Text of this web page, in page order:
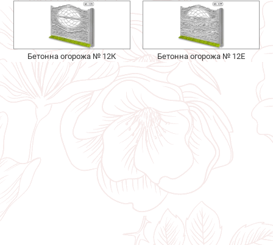
Бетонна огорожа № 12К Бетонна огорожа № 12Е